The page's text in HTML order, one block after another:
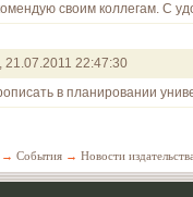
своим коллегам. С
, 21.07.2011 22:47:30
в планировании
→ События → Новости